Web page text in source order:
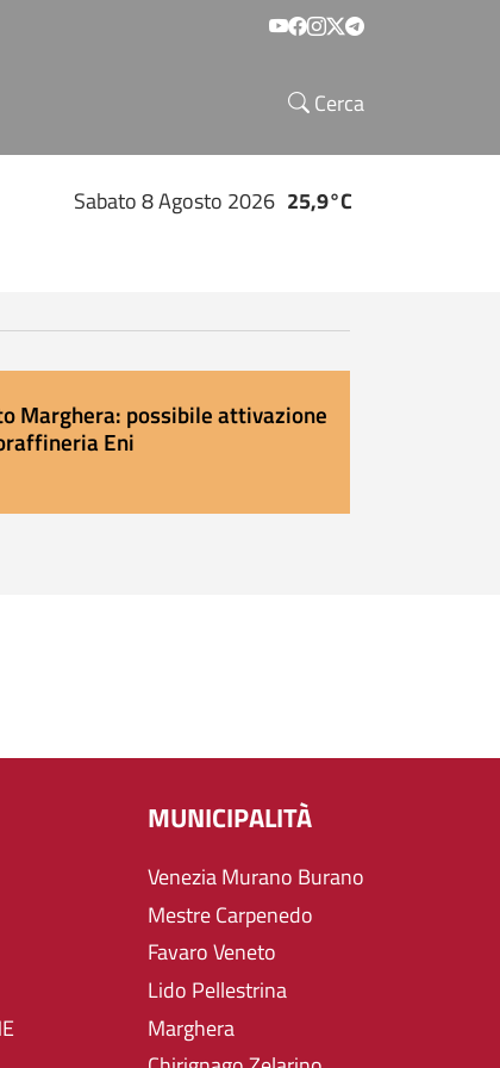
Social menu
Cerca
Sabato 8 Agosto 2026 25,9°C
Marghera: possibile attivazione
Eni
MUNICIPALITÀ
Venezia Murano Burano
Mestre Carpenedo
Favaro Veneto
Lido Pellestrina
Marghera